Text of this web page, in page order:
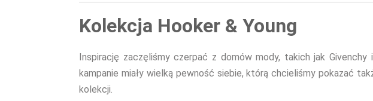
Kolekcja Hooker & Young
Inspirację zaczęliśmy czerpać z domów mody, takich jak Givenchy
kampanie miały wielką pewność siebie, którą chcieliśmy pokazać
kolekcji.